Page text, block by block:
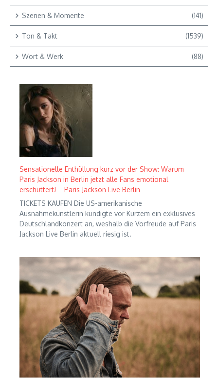
Szenen & Momente (141)
Ton & Takt (1539)
Wort & Werk (88)
Sensationelle Enthüllung kurz vor der Show: Warum
Paris Jackson in Berlin jetzt alle Fans emotional
erschüttert! – Paris Jackson Live Berlin
TICKETS KAUFEN Die US-amerikanische
Ausnahmekünstlerin kündigte vor Kurzem ein exklusives
Deutschlandkonzert an, weshalb die Vorfreude auf Paris
Jackson Live Berlin aktuell riesig ist.